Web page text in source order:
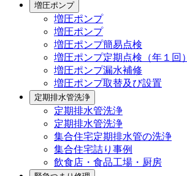
増圧ポンプ
増圧ポンプ
増圧ポンプ
増圧ポンプ簡易点検
増圧ポンプ定期点検（年１回）
増圧ポンプ漏水補修
増圧ポンプ取替及び設置
定期排水管洗浄
定期排水管洗浄
定期排水管洗浄
集合住宅定期排水管の洗浄
集合住宅詰り事例
飲食店・食品工場・厨房